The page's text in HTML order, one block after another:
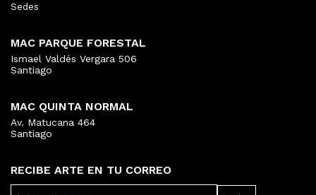
RECIBE ARTE EN TU CORREO
Sedes
MAC PARQUE FORESTAL
Ismael Valdés Vergara 506
Santiago
MAC QUINTA NORMAL
Av. Matucana 464
Santiago